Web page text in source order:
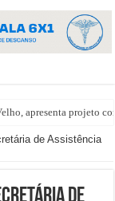
apresenta projeto
de Assistência